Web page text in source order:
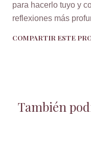
para hacerlo tuyo y
reflexiones más
COMPARTIR ESTE
También